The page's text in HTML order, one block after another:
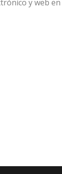
y web